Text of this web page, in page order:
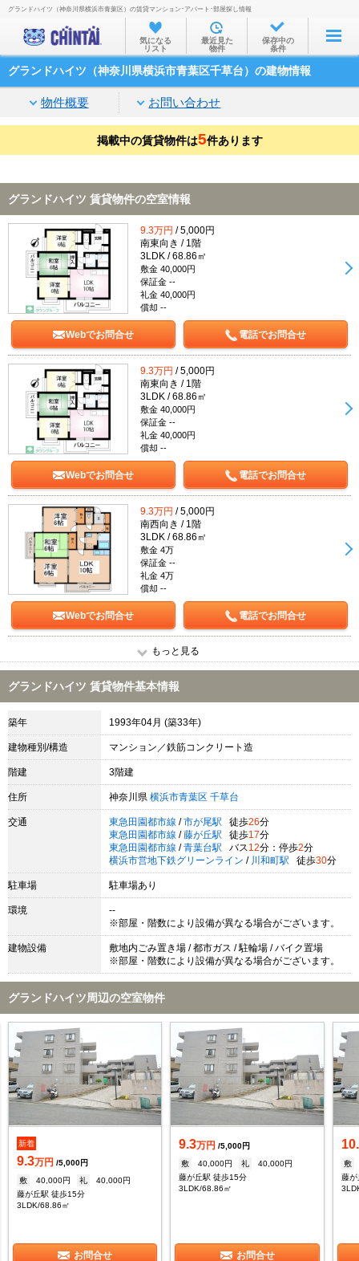
お部屋を探す
沿線・駅から
家賃相場から
通勤通学時間から
不動産会社から
TOP
グランドハイツ（神奈川県横浜市青葉区）の賃貸マンション･アパート･部屋探し情報
気になる
リスト
最近見た
物件
保存中の
条件
グランドハイツ（神奈川県横浜市青葉区千草台）の建物情報
物件概要 お問い合わせ
掲載中の賃貸物件は5件あります
グランドハイツ 賃貸物件の空室情報
9.3万円 / 5,000円
南東向き / 1階
3LDK / 68.86㎡
敷金 40,000円
保証金 --
礼金 40,000円
償却 --
Webでお問合せ 電話でお問合せ
9.3万円 / 5,000円
南東向き / 1階
3LDK / 68.86㎡
敷金 40,000円
保証金 --
礼金 40,000円
償却 --
Webでお問合せ 電話でお問合せ
9.3万円 / 5,000円
南西向き / 1階
3LDK / 68.86㎡
敷金 4万
保証金 --
礼金 4万
償却 --
Webでお問合せ 電話でお問合せ
もっと見る
グランドハイツ 賃貸物件基本情報
築年 1993年04月 (築33年)
建物種別/構造 マンション／鉄筋コンクリート造
階建 3階建
住所 神奈川県 横浜市青葉区 千草台
交通 東急田園都市線 / 市が尾駅 徒歩26分
東急田園都市線 / 藤が丘駅 徒歩17分
東急田園都市線 / 青葉台駅 バス 12分：停歩2分
横浜市営地下鉄グリーンライン / 川和町駅 徒歩30分
駐車場 駐車場あり
環境
--
※部屋・階数により設備が異なる場合がございます。
建物設備
敷地内ごみ置き場 / 都市ガス / 駐輪場 / バイク置場
※部屋・階数により設備が異なる場合がございます。
グランドハイツ周辺の空室物件
新着
9.3万円 /5,000円
敷
40,000円 礼
40,000円
藤が丘駅 徒歩15分
3LDK/68.86㎡
お問合せ
9.3万円 /5,000円
敷
40,000円 礼
40,000円
藤が丘駅 徒歩15分
3LDK/68.86㎡
お問合せ
敷
藤